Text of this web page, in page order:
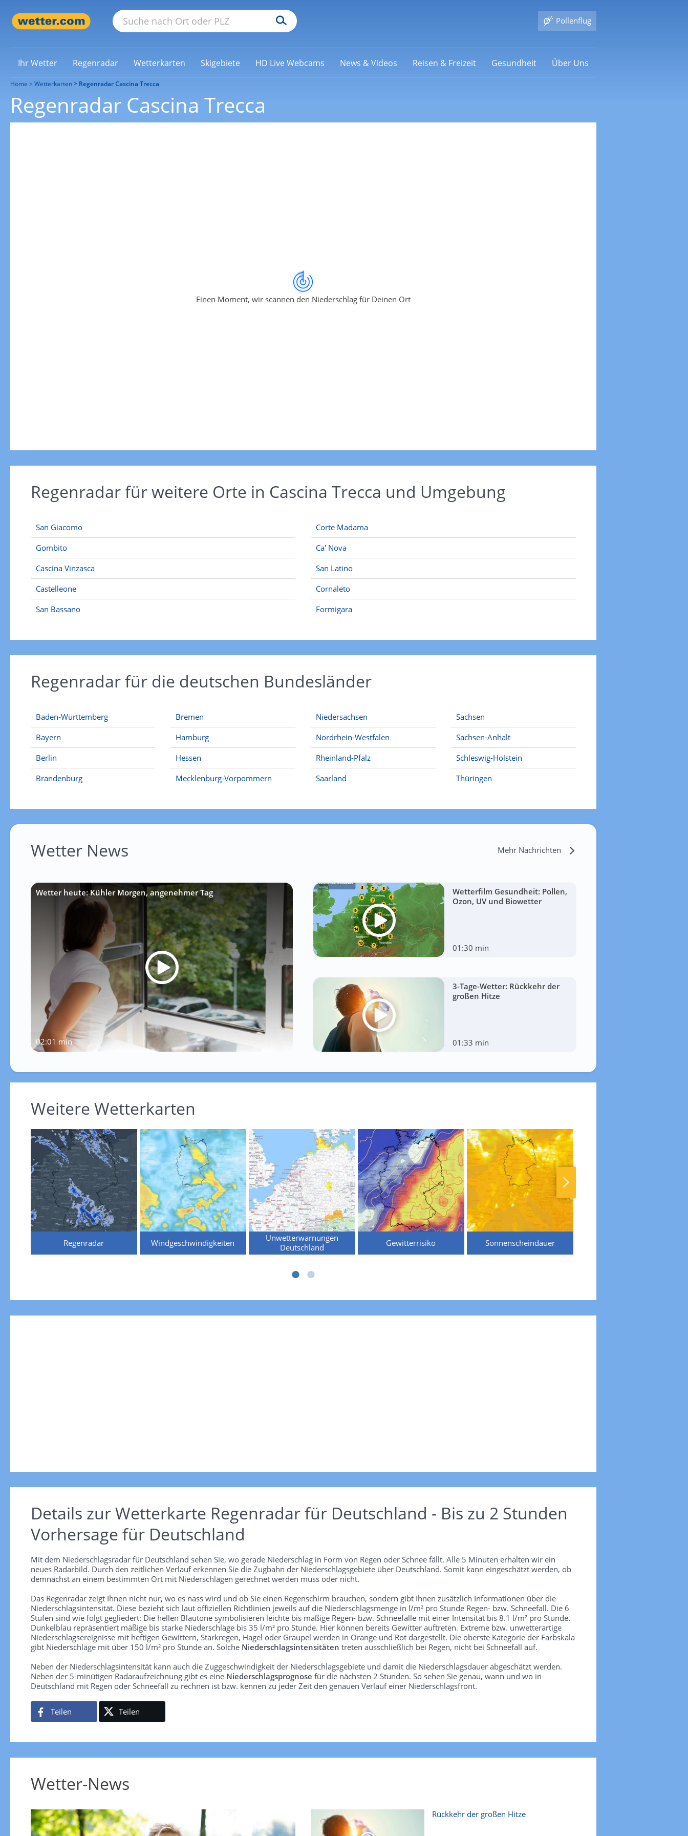
Pollenflug
Ihr Wetter Regenradar Wetterkarten Skigebiete HD Live Webcams News & Videos Reisen & Freizeit Gesundheit Über Uns
Home Wetterkarten Regenradar Cascina Trecca
Regenradar Cascina Trecca
Einen Moment, wir scannen den Niederschlag für Deinen Ort
Regenradar für weitere Orte in Cascina Trecca und Umgebung
San Giacomo
Gombito
Cascina Vinzasca
Castelleone
San Bassano
Corte Madama
Ca' Nova
San Latino
Cornaleto
Formigara
Regenradar für die deutschen Bundesländer
Baden-Württemberg
Bayern
Berlin
Brandenburg
Bremen
Hamburg
Hessen
Mecklenburg-Vorpommern
Niedersachsen
Nordrhein-Westfalen
Rheinland-Pfalz
Saarland
Sachsen
Sachsen-Anhalt
Schleswig-Holstein
Thüringen
Wetter News Mehr Nachrichten
Wetter heute: Kühler Morgen, angenehmer Tag
02:01 min
Wetterfilm Gesundheit: Pollen,
Ozon, UV und Biowetter
01:30 min
3-Tage-Wetter: Rückkehr der
großen Hitze
01:33 min
Weitere Wetterkarten
Regenradar Windgeschwindigkeiten
Unwetterwarnungen
Deutschland
Gewitterrisiko Sonnenscheindauer
Details zur Wetterkarte Regenradar für Deutschland - Bis zu 2 Stunden
Vorhersage für Deutschland
Mit dem Niederschlagsradar für Deutschland sehen Sie, wo gerade Niederschlag in Form von Regen oder Schnee fällt. Alle 5 Minuten erhalten wir ein
neues Radarbild. Durch den zeitlichen Verlauf erkennen Sie die Zugbahn der Niederschlagsgebiete über Deutschland. Somit kann eingeschätzt werden, ob
demnächst an einem bestimmten Ort mit Niederschlägen gerechnet werden muss oder nicht.
Das Regenradar zeigt Ihnen nicht nur, wo es nass wird und ob Sie einen Regenschirm brauchen, sondern gibt Ihnen zusätzlich Informationen über die
Niederschlagsintensität. Diese bezieht sich laut offiziellen Richtlinien jeweils auf die Niederschlagsmenge in l/m² pro Stunde Regen- bzw. Schneefall. Die 6
Stufen sind wie folgt gegliedert: Die hellen Blautöne symbolisieren leichte bis mäßige Regen- bzw. Schneefälle mit einer Intensität bis 8.1 l/m² pro Stunde.
Dunkelblau repräsentiert mäßige bis starke Niederschläge bis 35 l/m² pro Stunde. Hier können bereits Gewitter auftreten. Extreme bzw. unwetterartige
Niederschlagsereignisse mit heftigen Gewittern, Starkregen, Hagel oder Graupel werden in Orange und Rot dargestellt. Die oberste Kategorie der Farbskala
gibt Niederschläge mit über 150 l/m² pro Stunde an. Solche Niederschlagsintensitäten treten ausschließlich bei Regen, nicht bei Schneefall auf.
Neben der Niederschlagsintensität kann auch die Zuggeschwindigkeit der Niederschlagsgebiete und damit die Niederschlagsdauer abgeschätzt werden.
Neben der 5-minütigen Radaraufzeichnung gibt es eine Niederschlagsprognose für die nächsten 2 Stunden. So sehen Sie genau, wann und wo in
Deutschland mit Regen oder Schneefall zu rechnen ist bzw. kennen zu jeder Zeit den genauen Verlauf einer Niederschlagsfront.
Teilen Teilen
Wetter-News
Rückkehr der großen Hitze